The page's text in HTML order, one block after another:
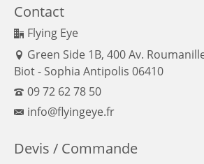
Contact
Flying Eye
Green Side 1B, 400 Av.
Biot - Sophia Antipolis 06410
09 72 62 78 50
info@flyingeye.fr
Devis / Commande